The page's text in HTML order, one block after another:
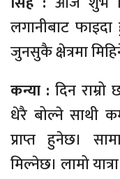
लगानीबाट
जुनसुकै क्षेत्रमा
कन्या : दिन
धेरै बोल्ने साथी
प्राप्त हुनेछ।
मिल्नेछ। लामो